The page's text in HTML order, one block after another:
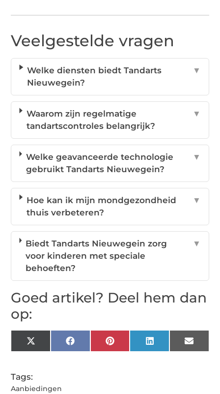
Veelgestelde vragen
Welke diensten biedt Tandarts
Nieuwegein?
▼
Waarom zijn regelmatige
tandartscontroles belangrijk?
▼
Welke geavanceerde technologie
gebruikt Tandarts Nieuwegein?
▼
Hoe kan ik mijn mondgezondheid
thuis verbeteren?
▼
Biedt Tandarts Nieuwegein zorg
voor kinderen met speciale
behoeften?
▼
Goed artikel? Deel hem dan
op:
X
(Twitter)
FacebookPinterestLinkedIn Email
Tags:
Aanbiedingen